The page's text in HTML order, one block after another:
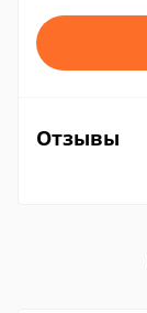
Отзывы